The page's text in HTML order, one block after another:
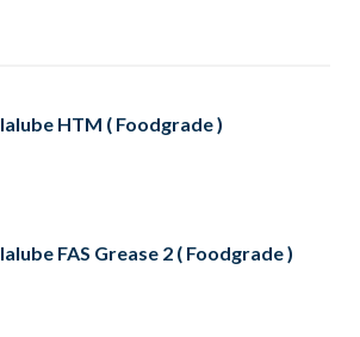
HTM ( Foodgrade )
FAS Grease 2 ( Foodgrade )